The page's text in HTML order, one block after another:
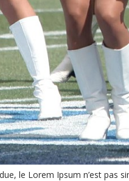
le Lorem Ipsum n’est pas